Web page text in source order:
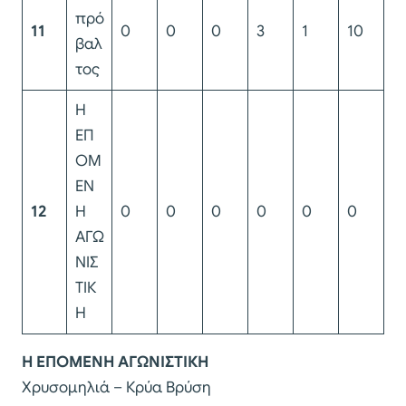
11
πρό
βαλ
τος
0 0 0 3 1 10
12
Η
ΕΠ
ΟΜ
ΕΝ
Η
ΑΓΩ
ΝΙΣ
ΤΙΚ
Η
0 0 0 0 0 0
Η ΕΠΟΜΕΝΗ ΑΓΩΝΙΣΤΙΚΗ
Χρυσομηλιά – Κρύα Βρύση